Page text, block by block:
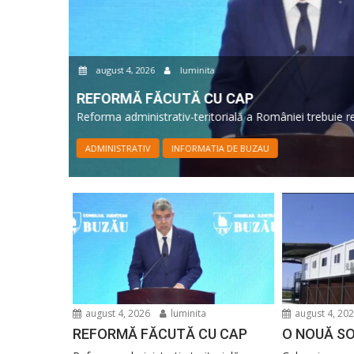
august 4, 2026 luminita
O NOUĂ SOLUȚIE VERDE
Cel mai mare Centru de colectare cu aport voluntar
ADMINISTRATIV INFORMATIA DE BUZAU
august 4, 2026 luminita
REFORMĂ FĂCUTĂ CU CAP
august 4,
O NOUĂ